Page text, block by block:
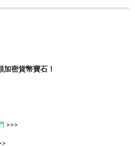
密貨幣寶石！
>>>